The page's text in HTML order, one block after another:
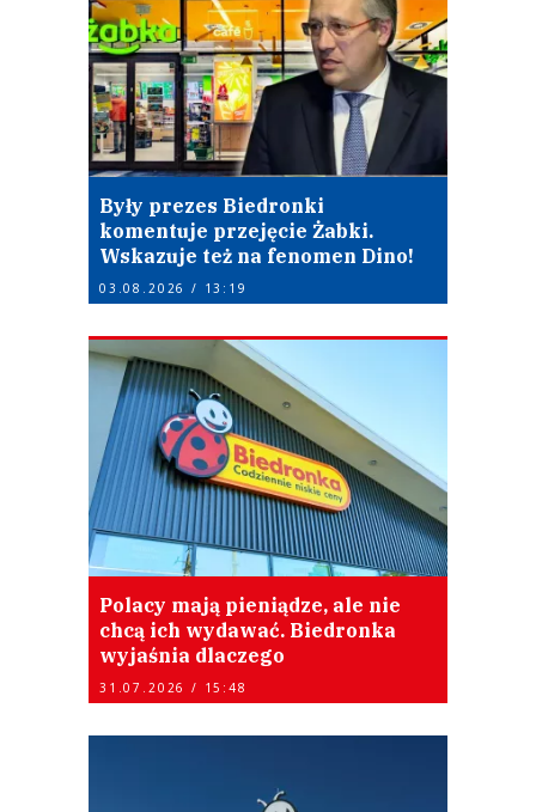
Były prezes Biedronki
komentuje przejęcie Żabki.
Wskazuje też na fenomen Dino!
03.08.2026 / 13:19
Polacy mają pieniądze, ale nie
chcą ich wydawać. Biedronka
wyjaśnia dlaczego
31.07.2026 / 15:48